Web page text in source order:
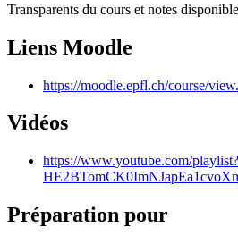
Transparents du cours et notes
Liens Moodle
https://moodle.epfl.ch/course/
Vidéos
https://www.youtube.com/
Préparation pour